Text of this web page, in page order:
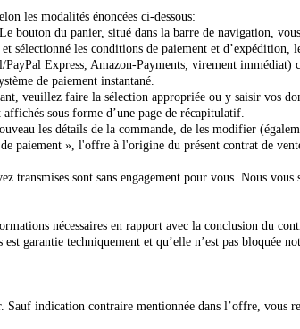
les modalités énoncées ci-dessous:
bouton du panier, situé dans la barre de navigation,
sélectionné les conditions de paiement et
Express, Amazon-Payments, virement
de paiement instantané.
veuillez faire la sélection appropriée ou y saisir vos
sous forme d’une page de récapitulatif.
les détails de la commande, de les modifier
paiement », l'offre à l'origine du présent contrat de
transmises sont sans engagement pour vous. Nous
nécessaires en rapport avec la conclusion du
garantie techniquement et qu’elle n’est pas bloquée
indication contraire mentionnée dans l’offre, vous